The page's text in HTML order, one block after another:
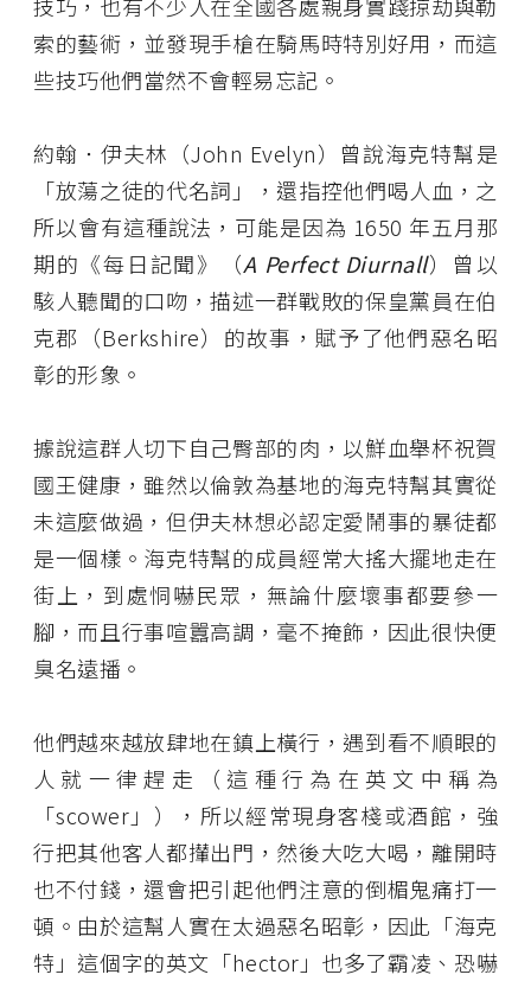
索的藝術，並發現手槍在騎馬時特別好用，而這
些技巧他們當然不會輕易忘記。
約翰．伊夫林（John Evelyn）曾說海克特幫是
「放蕩之徒的代名詞」，還指控他們喝人血，之
所以會有這種說法，可能是因為 1650 年五月那
期的《每日記聞》（A Perfect Diurnall）曾以
駭人聽聞的口吻，描述一群戰敗的保皇黨員在伯
克郡（Berkshire）的故事，賦予了他們惡名昭
彰的形象。
據說這群人切下自己臀部的肉，以鮮血舉杯祝賀
國王健康，雖然以倫敦為基地的海克特幫其實從
未這麼做過，但伊夫林想必認定愛鬧事的暴徒都
是一個樣。海克特幫的成員經常大搖大擺地走在
街上，到處恫嚇民眾，無論什麼壞事都要參一
腳，而且行事喧囂高調，毫不掩飾，因此很快便
臭名遠播。
他們越來越放肆地在鎮上橫行，遇到看不順眼的
人就一律趕走（這種行為在英文中稱為
「scower」），所以經常現身客棧或酒館，強
行把其他客人都攆出門，然後大吃大喝，離開時
也不付錢，還會把引起他們注意的倒楣鬼痛打一
頓。由於這幫人實在太過惡名昭彰，因此「海克
特」這個字的英文「hector」也多了霸凌、恐嚇